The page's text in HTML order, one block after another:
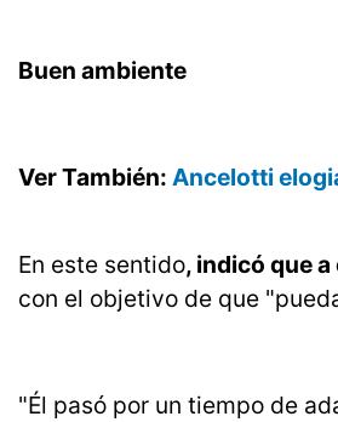
Buen ambiente
Ver También: Ancelotti
En este sentido, indicó que
con el objetivo de que
"Él pasó por un tiempo de